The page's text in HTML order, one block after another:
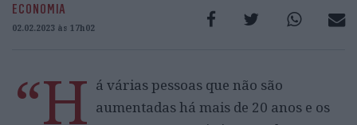
ECONOMIA
02.02.2023 às 17h02
“H á várias pessoas que não são
aumentadas há mais de 20 anos e os